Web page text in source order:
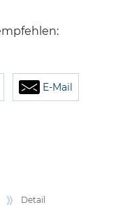
E-Mail
Detail